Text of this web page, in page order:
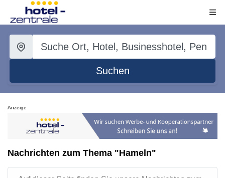
Suchen
Anzeige
Nachrichten zum Thema "Hameln"